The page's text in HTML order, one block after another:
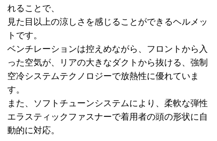
れることで、
見た目以上の涼しさを感じることができるヘルメッ
トです。
ベンチレーションは控えめながら、フロントから入
った空気が、リアの大きなダクトから抜ける、強制
空冷システムテクノロジーで放熱性に優れていま
す。
また、ソフトチューンシステムにより、柔軟な弾性
エラスティックファスナーで着用者の頭の形状に自
動的に対応。